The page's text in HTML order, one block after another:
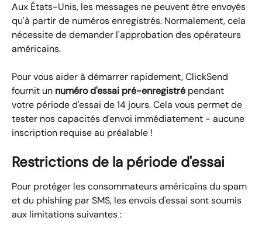
Aux États-Unis, les messages ne peuvent être envoyés
qu'à partir de numéros enregistrés. Normalement, cela
nécessite de demander l'approbation des opérateurs
américains.
Pour vous aider à démarrer rapidement, ClickSend
fournit un numéro d'essai pré-enregistré pendant
votre période d'essai de 14 jours. Cela vous permet de
tester nos capacités d'envoi immédiatement - aucune
inscription requise au préalable !
Restrictions de la période d'essai
Pour protéger les consommateurs américains du spam
et du phishing par SMS, les envois d'essai sont soumis
aux limitations suivantes :